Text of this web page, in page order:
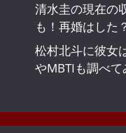
清水圭の現在の
も！再婚はした
松村北斗に彼女
やMBTIも調べて